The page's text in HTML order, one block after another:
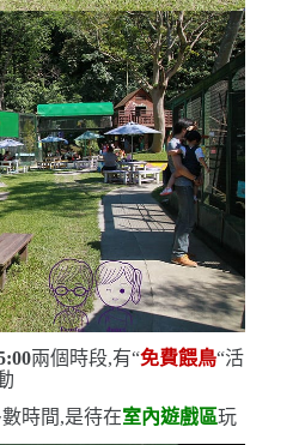
兩個時段,有“免費餵鳥“活
時間,是待在室內遊戲區玩